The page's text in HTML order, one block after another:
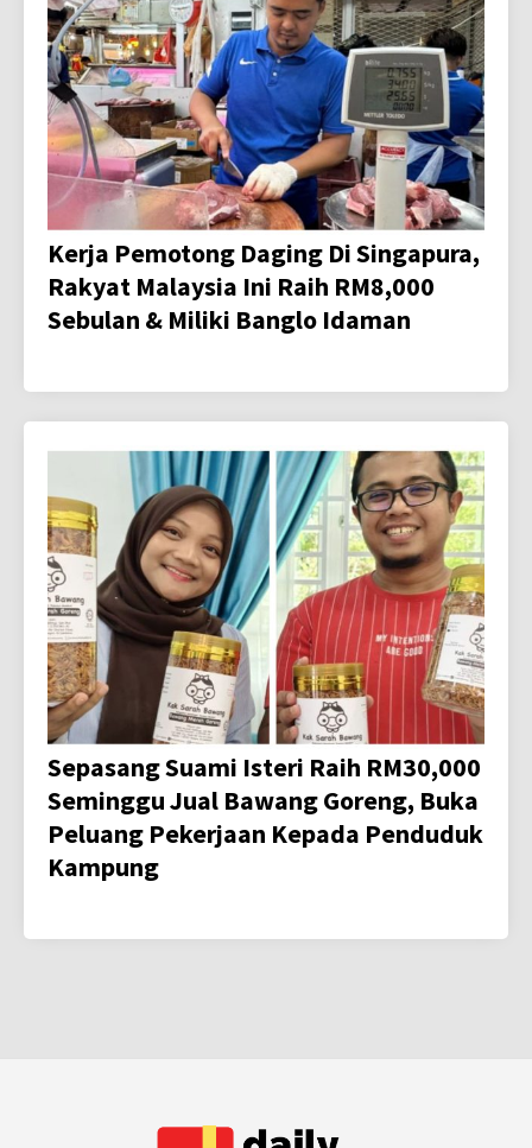
Kerja Pemotong Daging Di Singapura,
Rakyat Malaysia Ini Raih RM8,000
Sebulan & Miliki Banglo Idaman
Sepasang Suami Isteri Raih RM30,000
Seminggu Jual Bawang Goreng, Buka
Peluang Pekerjaan Kepada Penduduk
Kampung